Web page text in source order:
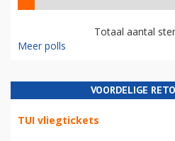
Totaal aantal
Meer polls
VOORDELIGE
TUI vliegtickets